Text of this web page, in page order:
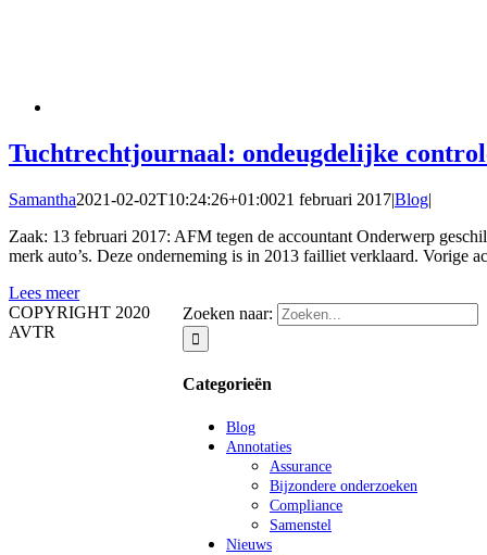
Tuchtrechtjournaal: ondeugdelijke
Samantha2021-02-02T10:24:26+01:0021 februari 2017|Blog|
Zaak: 13 februari 2017: AFM tegen de accountant Onderwerp
merk auto’s. Deze onderneming is in 2013 failliet verklaard. Vorige
Lees meer
Zoeken naar:
Categorieën
Blog
Annotaties
Assurance
Bijzondere onderzoeken
Compliance
Samenstel
Nieuws
COPYRIGHT 2020
AVTR